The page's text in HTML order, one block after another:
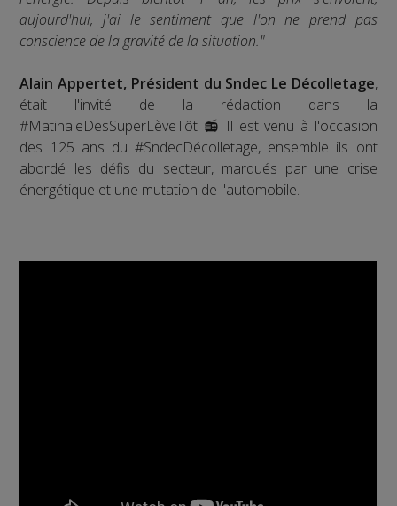
aujourd'hui, j'ai le sentiment que l'on ne prend pas
conscience de la gravité de la situation."
Alain Appertet, Président du Sndec Le Décolletage,
était l'invité de la rédaction dans la
#MatinaleDesSuperLèveTôt 📻 Il est venu à l'occasion
des 125 ans du #SndecDécolletage, ensemble ils ont
abordé les défis du secteur, marqués par une crise
énergétique et une mutation de l'automobile.